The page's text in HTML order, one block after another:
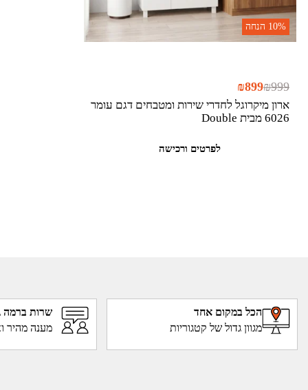
10% הנחה
ארון מיקרוגל לחדרי שירות ומטבחים דגם עומר
6026 מבית Double
₪999
₪899
לפרטים ורכישה
הכל במקום אחד
מגוון גדול של קטגוריות
שרות ברמה
מענה מהיר